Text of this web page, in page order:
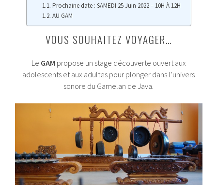
Prochaine date : SAMEDI 25 Juin 2022 – 10H À 12H
AU GAM
VOUS SOUHAITEZ VOYAGER…
Le GAM propose un stage découverte ouvert aux
adolescents et aux adultes pour plonger dans l’univers
sonore du Gamelan de Java.